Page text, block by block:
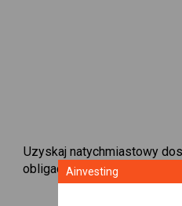
Uzyskaj natychmiastowy
obligacji dostępnych
kontraktami
Ainvesting